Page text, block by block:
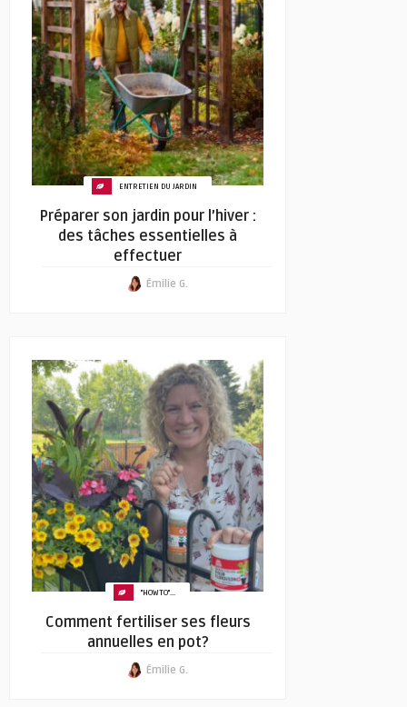
ENTRETIEN DU JARDIN
Préparer son jardin pour l’hiver :
des tâches essentielles à
effectuer
Émilie G.
"HOW TO"...
Comment fertiliser ses fleurs
annuelles en pot?
Émilie G.